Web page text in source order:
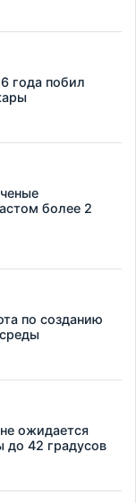
года побил
более 2
по созданию
ожидается
до 42 градусов